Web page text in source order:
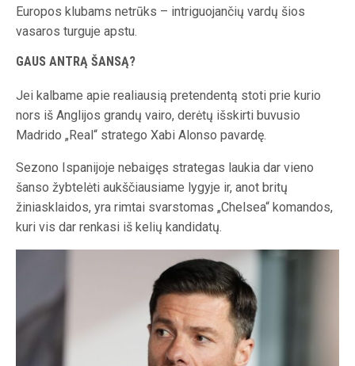
Europos klubams netrūks – intriguojančių vardų šios
vasaros turguje apstu.
GAUS ANTRĄ ŠANSĄ?
Jei kalbame apie realiausią pretendentą stoti prie kurio
nors iš Anglijos grandų vairo, derėtų išskirti buvusio
Madrido „Real“ stratego Xabi Alonso pavardę.
Sezono Ispanijoje nebaigęs strategas laukia dar vieno
šanso žybtelėti aukščiausiame lygyje ir, anot britų
žiniasklaidos, yra rimtai svarstomas „Chelsea“ komandos,
kuri vis dar renkasi iš kelių kandidatų.